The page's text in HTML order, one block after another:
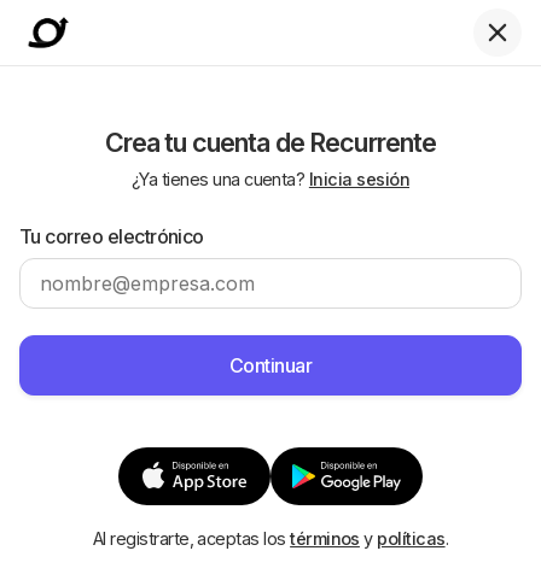
Crea tu cuenta de Recurrente
¿Ya tienes una cuenta? Inicia sesión
Tu correo electrónico
Al registrarte, aceptas lostérminos y políticas.